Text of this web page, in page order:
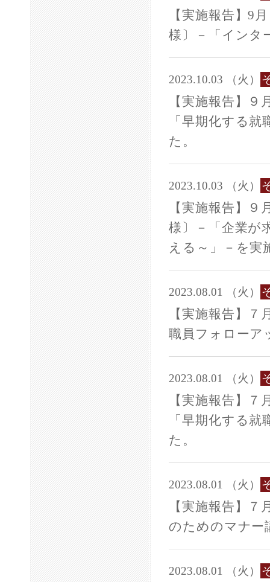
【実施報告】
様〕－「インタ
2023.10.03 （火）
【実施報告】
「早期化する
た。
2023.10.03 （火）
【実施報告】
様〕－「企業が
える～」－を実
2023.08.01 （火）
【実施報告】
職員フォローア
2023.08.01 （火）
【実施報告】
「早期化する
た。
2023.08.01 （火）
【実施報告】
のためのマナー
2023.08.01 （火）